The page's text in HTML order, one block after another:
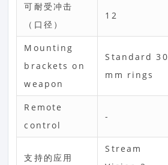
可耐受冲击
（口径）
12
Mounting
brackets on
weapon
Standard 30
mm rings
Remote
control
-
支持的应用
Stream